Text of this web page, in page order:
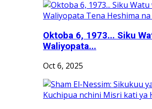
Oktoba 6, 1973... Siku
Waliyopata...
Oct 6, 2025